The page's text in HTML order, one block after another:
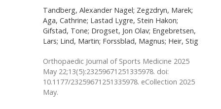
Tandberg, Alexander Nagel; Zegzdryn, Marek;
Aga, Cathrine; Lastad Lygre, Stein Hakon;
Gifstad, Tone; Drogset, Jon Olav; Engebretsen,
Lars; Lind, Martin; Forssblad, Magnus; Heir, Stig
Orthopaedic Journal of Sports Medicine 2025
May 22;13(5):23259671251335978. doi:
10.1177/23259671251335978. eCollection 2025
May.